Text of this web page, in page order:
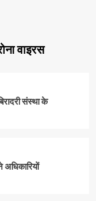
वाइरस
संस्था के